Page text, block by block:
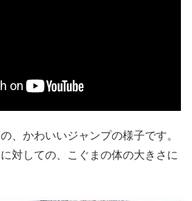
、かわいいジャンプの様子です。
対しての、こぐまの体の大きさに